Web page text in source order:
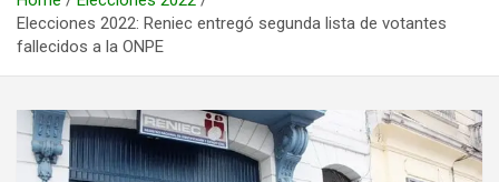
Elecciones 2022: Reniec entregó segunda lista de votantes
fallecidos a la ONPE